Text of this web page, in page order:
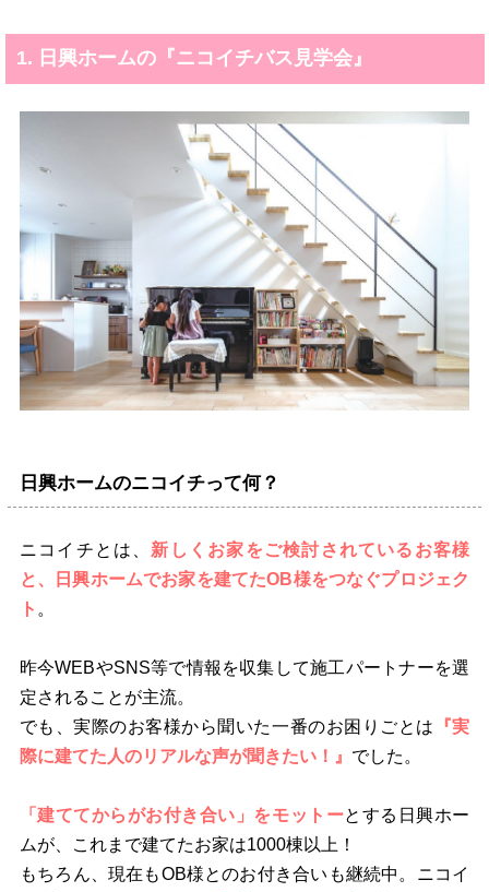
1. 日興ホームの『ニコイチバス見学会』
日興ホームのニコイチって何？
ニコイチとは、 新しくお家をご検討されているお客様
と、日興ホームでお家を建てたOB様をつなぐプロジェク
ト 。
昨今WEBやSNS等で情報を収集して施工パートナーを選
定されることが主流。
でも、実際のお客様から聞いた一番のお困りごとは 『実
際に建てた人のリアルな声が聞きたい！』 でした。
「建ててからがお付き合い」をモットーとする日興ホー
ムが、これまで建てたお家は1000棟以上！
もちろん、現在もOB様とのお付き合いも継続中。ニコイ